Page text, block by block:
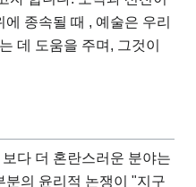
종속될 때 , 예술은 우리
데 도움을 주며, 그것이
보다 더 혼란스러운 분야는
분의 윤리적 논쟁이 "지구